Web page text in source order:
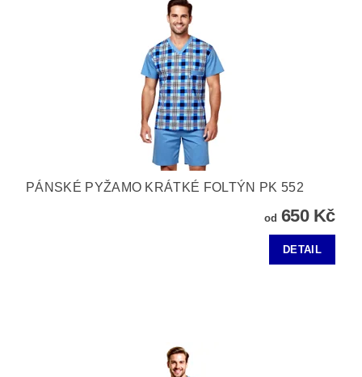
PÁNSKÉ PYŽAMO KRÁTKÉ FOLTÝN PK 552
od 650 Kč
DETAIL